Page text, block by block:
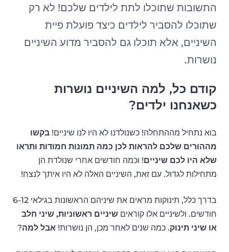
התשובות שתוכלו לתת לילדים שלכם! לא רק
שתוכלו להסביר לילדים כיצד פועלת פיית
השיניים, אלא תוכלו גם להסביר מדוע השיניים
נושרות.
קודם כל, למה השיניים נושרות
כשאנחנו ילדים?
בוא נתחיל מההתחלה! כשנולדנו לא היו לנו שיניים! בקשו
מההורים שלכם להראות לכן כמה תמונות חמודות ותראו
שלא היו לכם שיניים! וכמה חודשים אחרי שנולדת הן
מתחילות לגדול. עם זאת, השיניים האלה לא היו איתך לנצח!
בדרך כלל, תינוקות מראים את שיניהם הראשונות בגילאי 6-12
חודשים. ולשיניים אלו קוראים שיניים ראשוניות, שיני חלב
או שיני תינוק. כמה שנים לאחר מכן, הן נושרות! אבל למה?